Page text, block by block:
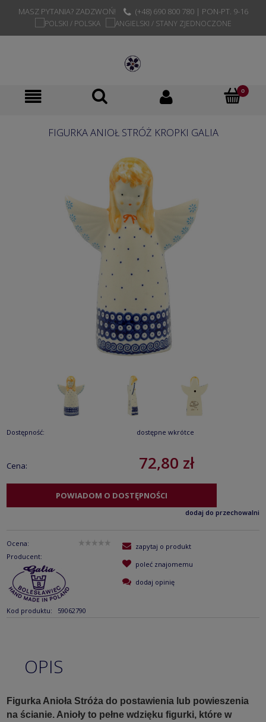
MASZ PYTANIA? ZADZWOŃ! (+48) 690 800 780 | PON-PT. 9-16
FIGURKA ANIOŁ STRÓŻ KROPKI GALIA
Dostępność: dostępne wkrótce
Cena: 72,80 zł
POWIADOM O DOSTĘPNOŚCI
dodaj do przechowalni
Ocena:
Producent:
Kod produktu: 59062790
zapytaj o produkt
poleć znajomemu
dodaj opinię
OPIS
Figurka Anioła Stróża do postawienia lub powieszenia
na ścianie. Anioły to pełne wdzięku figurki, które w